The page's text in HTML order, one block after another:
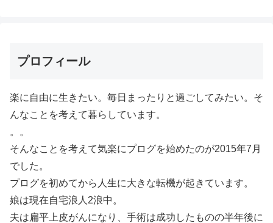
プロフィール
楽に自由に生きたい。毎日まったりと過ごしてみたい。そ
んなことを考えて暮らしています。
。。
そんなことを考えて気楽にプログを始めたのが2015年7月
でした。
プログを初めてから人生に大きな転機が起きています。
娘は現在自宅浪人2浪中。
夫は扁平上皮がんになり、手術は成功したものの半年後に